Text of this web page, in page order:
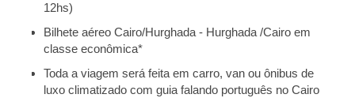
12hs)
Bilhete aéreo Cairo/Hurghada - Hurghada /Cairo em
classe econômica*
Toda a viagem será feita em carro, van ou ônibus de
luxo climatizado com guia falando português no Cairo